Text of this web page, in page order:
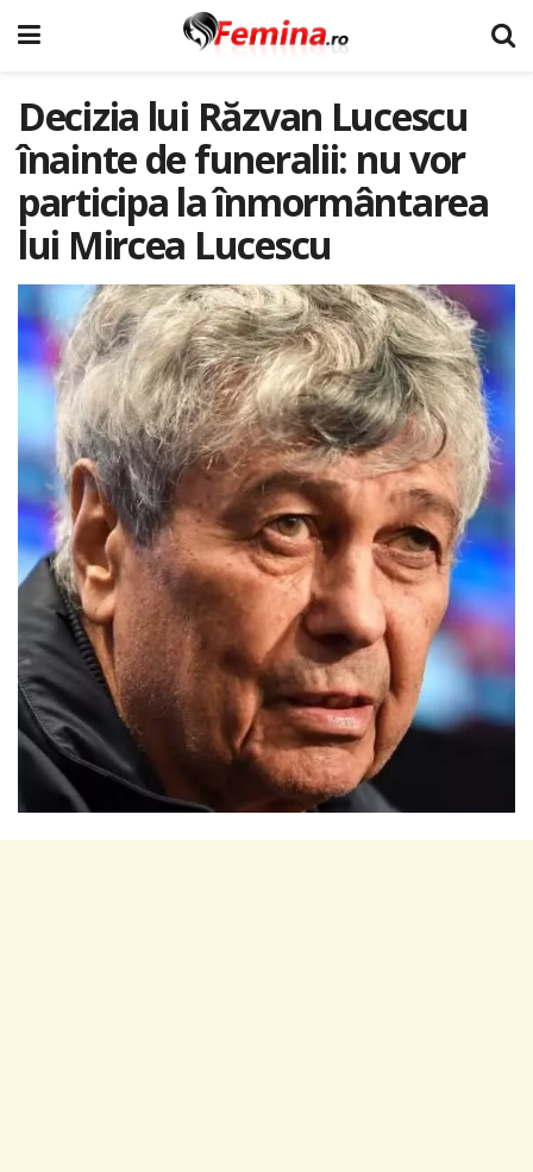
Decizia lui Răzvan Lucescu
înainte de funeralii: nu vor
participa la înmormântarea
lui Mircea Lucescu